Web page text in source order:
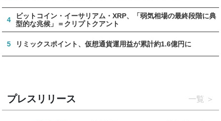
4
ビットコイン・イーサリアム・XRP、「弱気相場の最終段階に典
型的な兆候」＝クリプトクアント
5 リミックスポイント、仮想通貨運用益が累計約1.6億円に
プレスリリース 一覧